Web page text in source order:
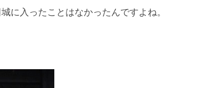
に入ったことはなかったんですよね。